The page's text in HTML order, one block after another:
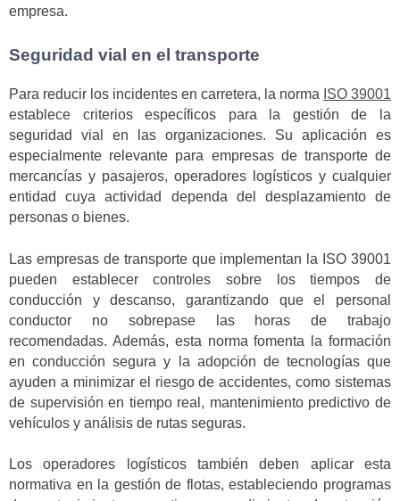
empresa.
Seguridad vial en el transporte
Para reducir los incidentes en carretera, la norma ISO 39001
establece criterios específicos para la gestión de la
seguridad vial en las organizaciones. Su aplicación es
especialmente relevante para empresas de transporte de
mercancías y pasajeros, operadores logísticos y cualquier
entidad cuya actividad dependa del desplazamiento de
personas o bienes.
Las empresas de transporte que implementan la ISO 39001
pueden establecer controles sobre los tiempos de
conducción y descanso, garantizando que el personal
conductor no sobrepase las horas de trabajo
recomendadas. Además, esta norma fomenta la formación
en conducción segura y la adopción de tecnologías que
ayuden a minimizar el riesgo de accidentes, como sistemas
de supervisión en tiempo real, mantenimiento predictivo de
vehículos y análisis de rutas seguras.
Los operadores logísticos también deben aplicar esta
normativa en la gestión de flotas, estableciendo programas